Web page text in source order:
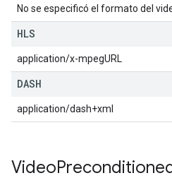
No se especificó el formato del
HLS
application/x-mpegURL
DASH
application/dash+xml
Video